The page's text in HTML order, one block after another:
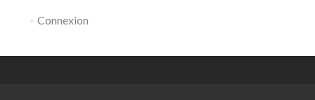
Connexion